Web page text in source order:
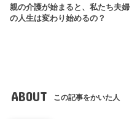
親の介護が始まると、私たち夫婦
の人生は変わり始めるの？
ABOUT この記事をかいた人